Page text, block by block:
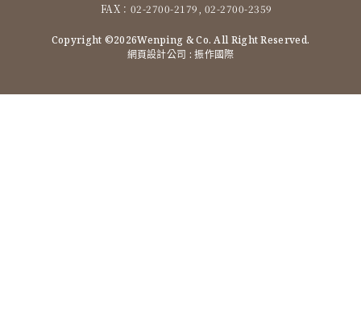
FAX：02-2700-2179, 02-2700-2359
Copyright ©2026Wenping & Co. All Right Reserved.
網頁設計公司 : 振作國際